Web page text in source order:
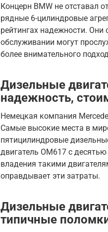
Концерн BMW не отставал
рядные 6-цилиндровые
рейтингах надежности.
обслуживании могут
более внимательного
Дизельные
надежность,
Немецкая компания
Самые высокие места в
пятицилиндровые
двигатель OM617 с
владения такими
оправдывает эти затраты.
Дизельные
типичные